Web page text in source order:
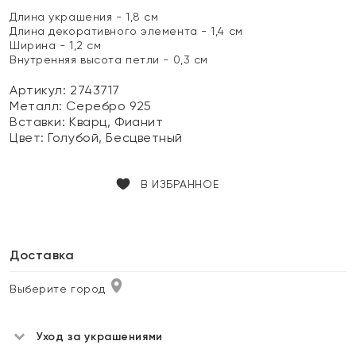
Длина украшения - 1,8 см
Длина декоративного элемента - 1,4 см
Ширина - 1,2 см
Внутренняя высота петли - 0,3 см
Артикул: 2743717
Металл: Серебро 925
Вставки:Кварц, Фианит
Цвет:Голубой, Бесцветный
В ИЗБРАННОЕ
Доставка
Выберите город
Уход за украшениями